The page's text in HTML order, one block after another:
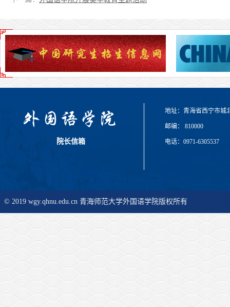
院长信箱
地址：青海省西宁市城
邮编： 810000
电话：0971-6305537
© 2019 wgy.qhnu.edu.cn 青海师范大学外国语学院版权所有